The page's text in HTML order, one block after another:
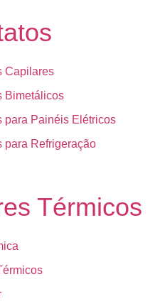
Capilares
Bimetálicos
para Painéis Elétricos
para Refrigeração
Térmicos